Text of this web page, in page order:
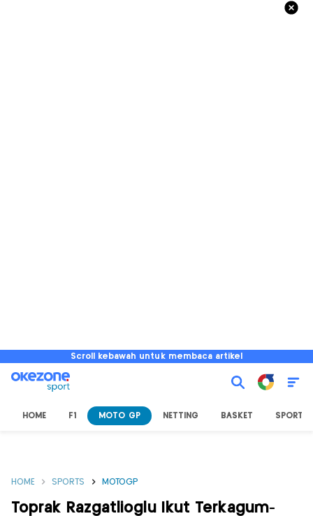
Scroll kebawah untuk membaca artikel
HOME F1 MOTO GP NETTING BASKET SPORT
HOME SPORTS MOTOGP
Toprak Razgatlioglu Ikut Terkagum-